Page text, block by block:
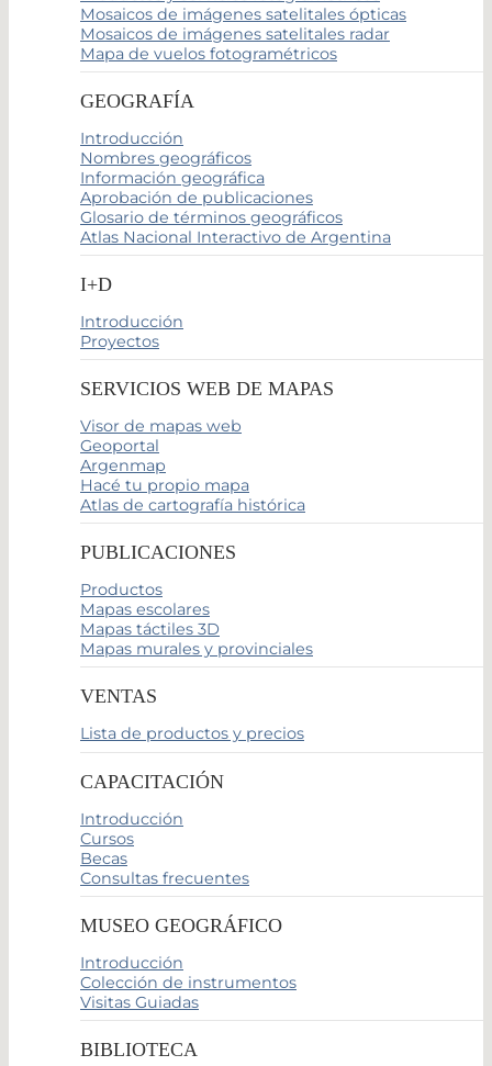
Mosaicos de imágenes satelitales ópticas
Mosaicos de imágenes satelitales radar
Mapa de vuelos fotogramétricos
GEOGRAFÍA
Introducción
Nombres geográficos
Información geográfica
Aprobación de publicaciones
Glosario de términos geográficos
Atlas Nacional Interactivo de Argentina
I+D
Introducción
Proyectos
SERVICIOS WEB DE MAPAS
Visor de mapas web
Geoportal
Argenmap
Hacé tu propio mapa
Atlas de cartografía histórica
PUBLICACIONES
Productos
Mapas escolares
Mapas táctiles 3D
Mapas murales y provinciales
VENTAS
Lista de productos y precios
CAPACITACIÓN
Introducción
Cursos
Becas
Consultas frecuentes
MUSEO GEOGRÁFICO
Introducción
Colección de instrumentos
Visitas Guiadas
BIBLIOTECA